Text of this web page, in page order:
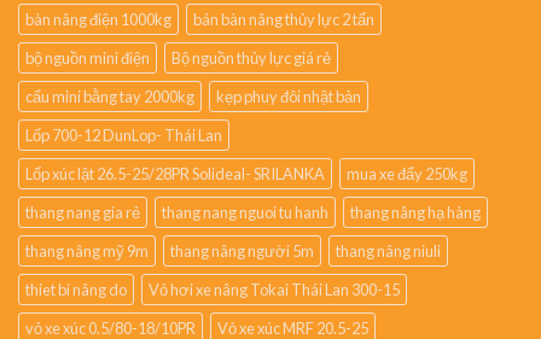
bàn nâng điện 1000kg
bán bàn nâng thủy lực 2 tấn
bộ nguồn mini điện
Bộ nguồn thủy lực giá rẻ
cẩu mini bằng tay 2000kg
kẹp phuy đôi nhật bản
Lốp 700-12 DunLop- Thái Lan
Lốp xúc lật 26.5-25/28PR Solideal- SRILANKA
mua xe đẩy 250kg
thang nang gia rẻ
thang nang nguoi tu hanh
thang nâng hạ hàng
thang nâng mỹ 9m
thang nâng người 5m
thang nâng niuli
thiet bi nâng do
Vỏ hơi xe nâng Tokai Thái Lan 300-15
vỏ xe xúc 0.5/80-18/10PR
Vỏ xe xúc MRF 20.5-25